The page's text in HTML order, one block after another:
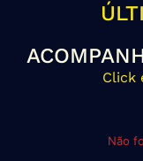
Click
Não